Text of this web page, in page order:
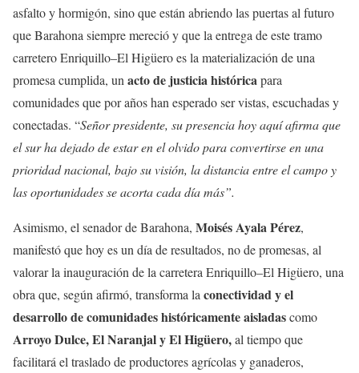
asfalto y hormigón, sino que están abriendo las puertas al futuro
que Barahona siempre mereció y que la entrega de este tramo
carretero Enriquillo–El Higüero es la materialización de una
promesa cumplida, unacto de justicia históricapara
comunidades que por años han esperado ser vistas, escuchadas y
conectadas. “Señor presidente, su presencia hoy aquí afirma que
el sur ha dejado de estar en el olvido para convertirse en una
prioridad nacional, bajo su visión, la distancia entre el campo y
las oportunidades se acorta cada día más”.
Asimismo, el senador de Barahona, Moisés Ayala Pérez,
manifestó que hoy es un día de resultados, no de promesas, al
valorar la inauguración de la carretera Enriquillo–El Higüero, una
obra que, según afirmó, transforma laconectividad y el
desarrollo de comunidades históricamente aisladascomo
Arroyo Dulce, El Naranjal y El Higüero,al tiempo que
facilitará el traslado de productores agrícolas y ganaderos,